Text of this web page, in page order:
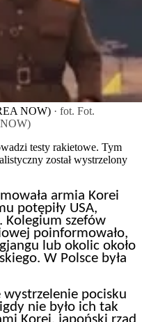
NOW) · fot. Fot.
testy rakietowe. Tym
został wystrzelony
armia Korei
potępiły USA,
Kolegium szefów
poinformowało,
lub okolic około
W Polsce była
pocisku
nie było ich tak